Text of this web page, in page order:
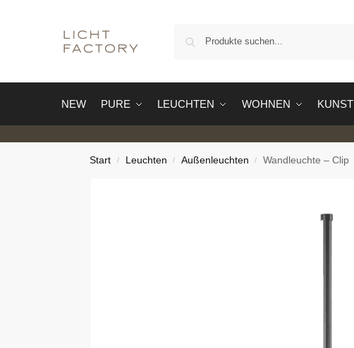
NEW PURE LEUCHTEN WOHNEN KUNST
Start / Leuchten / Außenleuchten / Wandleuchte – Clip